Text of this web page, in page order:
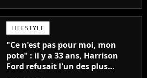
LIFESTYLE
"Ce n'est pas pour moi, mon
pote" : il y a 33 ans, Harrison
Ford refusait l'un des plus